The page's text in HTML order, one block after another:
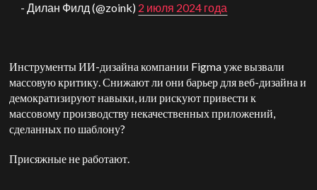
- Дилан Филд (@zoink) 2 июля 2024 года
Инструменты ИИ-дизайна компании Figma уже вызвали
массовую критику. Снижают ли они барьер для веб-дизайна и
демократизируют навыки, или рискуют привести к
массовому производству некачественных приложений,
сделанных по шаблону?
Присяжные не работают.